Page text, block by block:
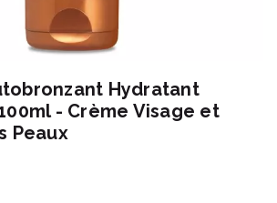
Hydratant
- Crème Visage et
Peaux